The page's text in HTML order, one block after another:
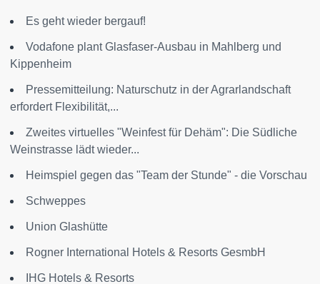
Es geht wieder bergauf!
Vodafone plant Glasfaser-Ausbau in Mahlberg und
Kippenheim
Pressemitteilung: Naturschutz in der Agrarlandschaft
erfordert Flexibilität,...
Zweites virtuelles "Weinfest für Dehäm": Die Südliche
Weinstrasse lädt wieder...
Heimspiel gegen das "Team der Stunde" - die Vorschau
Schweppes
Union Glashütte
Rogner International Hotels & Resorts GesmbH
IHG Hotels & Resorts